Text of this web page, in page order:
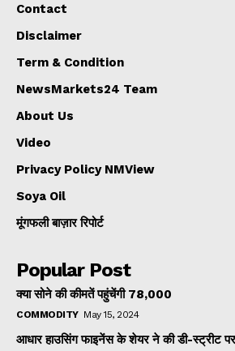
Contact
Disclaimer
Term & Condition
NewsMarkets24 Team
About Us
Video
Privacy Policy NMView
Soya Oil
मूंगफली बाज़ार रिपोर्ट
Popular Post
क्या सोने की कीमतें पहुंचेंगी ₹78,000
COMMODITY May 15, 2024
आधार हाउसिंग फाइनेंस के शेयर ने की डी-स्ट्रीट